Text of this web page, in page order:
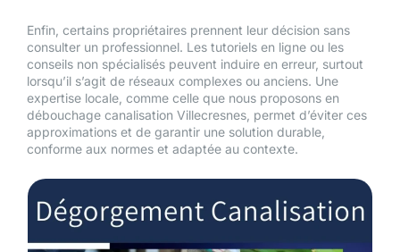
Enfin, certains propriétaires prennent leur décision sans
consulter un professionnel. Les tutoriels en ligne ou les
conseils non spécialisés peuvent induire en erreur, surtout
lorsqu’il s’agit de réseaux complexes ou anciens. Une
expertise locale, comme celle que nous proposons en
débouchage canalisation Villecresnes, permet d’éviter ces
approximations et de garantir une solution durable,
conforme aux normes et adaptée au contexte.